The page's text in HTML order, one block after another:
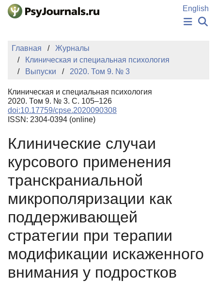
Перейти к основному содержанию
English
НОВОСТИ
АВТОРЫ
КЛЮЧЕВЫЕ СЛОВА
Регистрация
Главная
Журналы
Клиническая и специальная психология
Выпуски
2020. Том 9. № 3
Клиническая и специальная психология
2020. Том 9. № 3. С. 105–126
doi:10.17759/cpse.2020090308
ISSN: 2304-0394 (online)
Клинические случаи
курсового применения
транскраниальной
микрополяризации как
поддерживающей
стратегии при терапии
модификации искаженного
внимания у подростков